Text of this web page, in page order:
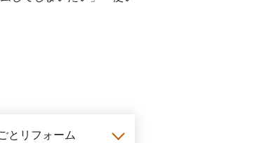
と リフォーム